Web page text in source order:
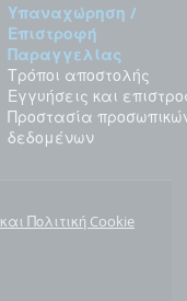
Υπαναχώρηση /
Επιστροφή
Παραγγελίας
Τρόποι αποστολής
Εγγυήσεις και
Προστασία
δεδομένων
Πολιτική Cookie